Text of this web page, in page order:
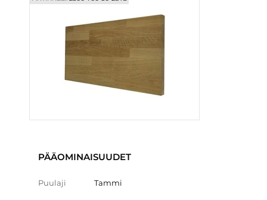
PÄÄOMINAISUUDET
Puulaji Tammi